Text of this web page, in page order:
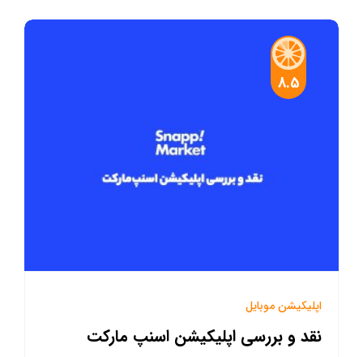
8.5
اپلیکیشن موبایل
نقد و بررسی اپلیکیشن اسنپ مارکت